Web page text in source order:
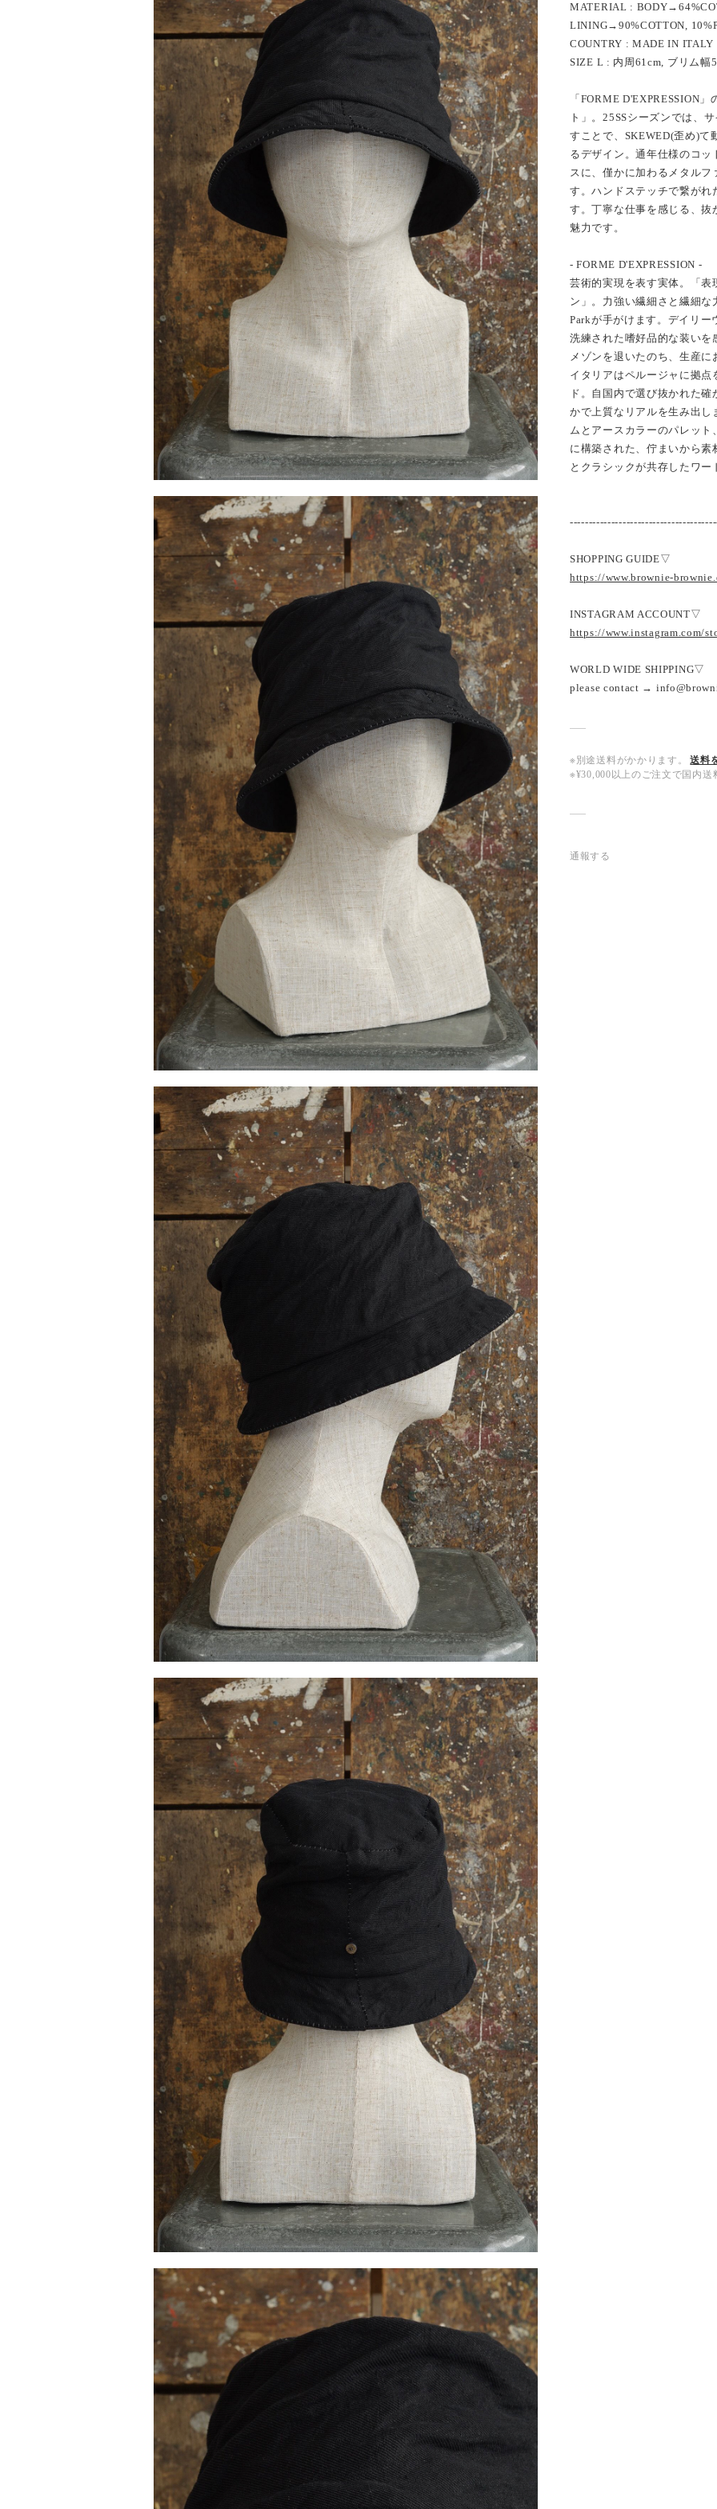
MATERIAL :
LINING→90%COTTON,
COUNTRY : MADE IN ITALY
SIZE L : 内周61cm, ブリム幅
「FORME D'EXPRESSION
ト」。25SSシーズンでは、
すことで、SKEWED(歪め)て
るデザイン。通年仕様のコ
スに、僅かに加わるメタルフ
す。ハンドステッチで繋がれ
す。丁寧な仕事を感じる、抜
魅力です。
- FORME D'EXPRESSION -
芸術的実現を表す実体。「表
ン」。力強い繊細さと繊細
Parkが手がけます。デイリー
洗練された嗜好品的な装い
メゾンを退いたのち、生産
イタリアはペルージャに拠
ド。自国内で選び抜かれた
かで上質なリアルを生み出し
ムとアースカラーのパレッ
に構築された、佇まいから
とクラシックが共存したワー
SHOPPING GUIDE▽
https://www.brownie-
INSTAGRAM ACCOUNT▽
https://www.instagram.com/
WORLD WIDE SHIPPING▽
please contact →
※別途送料がかかります。
送料
※¥30,000以上のご注文で国内送
通報する